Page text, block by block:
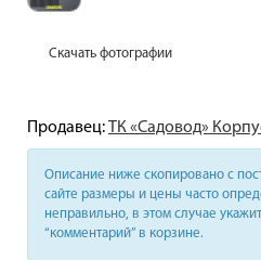
Скачать фотографии
Продавец:ТК «Садовод»
Описание ниже скопировано с
сайте размеры и цены часто
неправильно, в этом случае
“комментарий” в корзине.